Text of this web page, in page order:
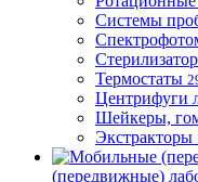
Системы
Термостаты
Центрифуги
Шейкеры,
Экстракторы
(передвижные)